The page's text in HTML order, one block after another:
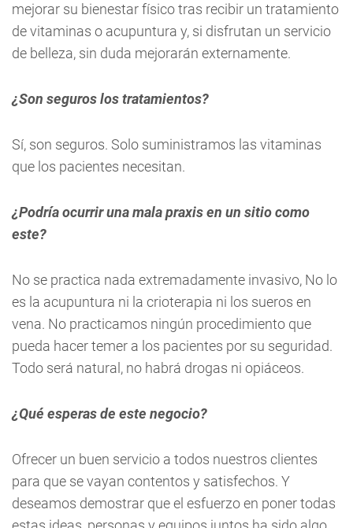
mejorar su bienestar físico tras recibir un tratamiento
de vitaminas o acupuntura y, si disfrutan un servicio
de belleza, sin duda mejorarán externamente.
¿Son seguros los tratamientos?
Sí, son seguros. Solo suministramos las vitaminas
que los pacientes necesitan.
¿Podría ocurrir una mala praxis en un sitio como
este?
No se practica nada extremadamente invasivo, No lo
es la acupuntura ni la crioterapia ni los sueros en
vena. No practicamos ningún procedimiento que
pueda hacer temer a los pacientes por su seguridad.
Todo será natural, no habrá drogas ni opiáceos.
¿Qué esperas de este negocio?
Ofrecer un buen servicio a todos nuestros clientes
para que se vayan contentos y satisfechos. Y
deseamos demostrar que el esfuerzo en poner todas